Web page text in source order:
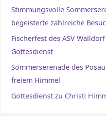
Stimmungsvolle
begeisterte zahlreiche
Fischerfest des ASV
Gottesdienst
Sommerserenade des
freiem Himmel
Gottesdienst zu Christi